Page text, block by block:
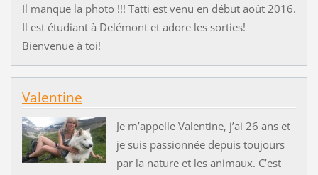
Il manque la photo !!! Tatti est venu en début août 2016.
Il est étudiant à Delémont et adore les sorties!
Bienvenue à toi!
Valentine
Je m’appelle Valentine, j’ai 26 ans et
je suis passionnée depuis toujours
par la nature et les animaux. C’est